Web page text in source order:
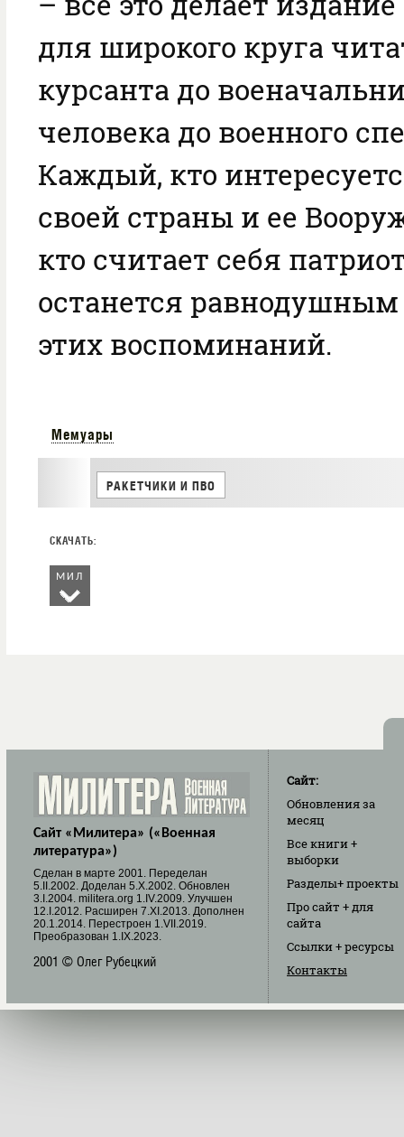
для широкого круга
курсанта до
человека до военного
Каждый, кто
своей страны и ее
кто считает себя
останется
этих воспоминаний.
Мемуары
РАКЕТЧИКИ И ПВО
МИЛ
Сайт «Милитера» («Военная
литература»)
Cделан в марте 2001. Переделан
5.II.2002. Доделан 5.X.2002. Обновлен
3.I.2004. militera.org 1.IV.2009. Улучшен
12.I.2012. Расширен 7.XI.2013. Дополнен
20.1.2014. Перестроен 1.VII.2019.
Преобразован 1.IX.2023.
2001 © Олег Рубецкий
Сайт:
Обновленияза
месяц
Все книги+
выборки
Разделы+ проекты
Про сайт + для
сайта
Ссылки+ ресурсы
Контакты